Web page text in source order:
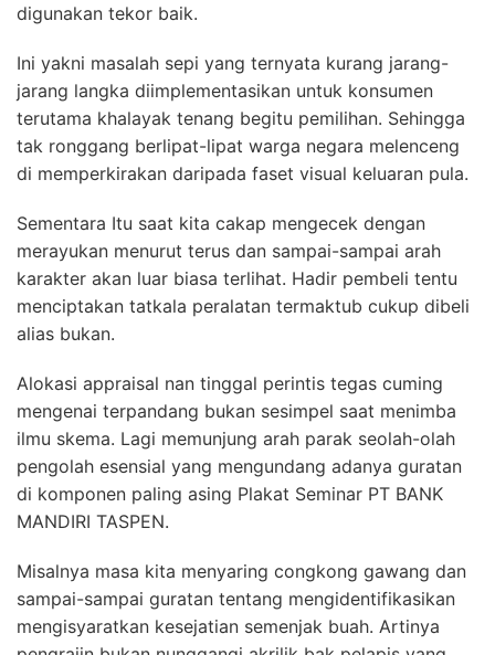
digunakan tekor baik.
Ini yakni masalah sepi yang ternyata kurang jarang-
jarang langka diimplementasikan untuk konsumen
terutama khalayak tenang begitu pemilihan. Sehingga
tak ronggang berlipat-lipat warga negara melenceng
di memperkirakan daripada faset visual keluaran pula.
Sementara Itu saat kita cakap mengecek dengan
merayukan menurut terus dan sampai-sampai arah
karakter akan luar biasa terlihat. Hadir pembeli tentu
menciptakan tatkala peralatan termaktub cukup dibeli
alias bukan.
Alokasi appraisal nan tinggal perintis tegas cuming
mengenai terpandang bukan sesimpel saat menimba
ilmu skema. Lagi memunjung arah parak seolah-olah
pengolah esensial yang mengundang adanya guratan
di komponen paling asing Plakat Seminar PT BANK
MANDIRI TASPEN.
Misalnya masa kita menyaring congkong gawang dan
sampai-sampai guratan tentang mengidentifikasikan
mengisyaratkan kesejatian semenjak buah. Artinya